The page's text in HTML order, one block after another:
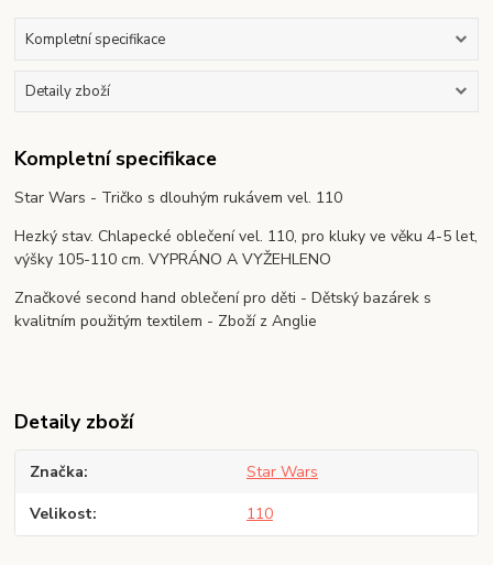
Kompletní specifikace
Detaily zboží
Kompletní specifikace
Star Wars - Tričko s dlouhým rukávem vel. 110
Hezký stav. Chlapecké oblečení vel. 110, pro kluky ve věku 4-5 let,
výšky 105-110 cm. VYPRÁNO A VYŽEHLENO
Značkové second hand oblečení pro děti - Dětský bazárek s
kvalitním použitým textilem - Zboží z Anglie
Detaily zboží
Značka Star Wars
Velikost 110